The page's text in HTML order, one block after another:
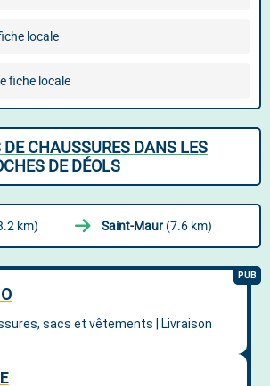
locale
fiche locale
CHAUSSURES DANS LES
DE DÉOLS
km) Saint-Maur(7.6 km)